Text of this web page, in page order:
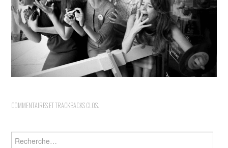
COMMENTAIRES ET TRACKBACKS CLOS.